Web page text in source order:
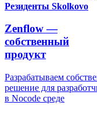
Резиденты Skolkovo
Zenflow —
собственный
продукт
Разрабатываем
решение для
в Nocode среде